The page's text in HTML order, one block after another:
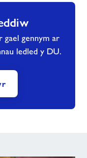
gael gennym ar
ledled y DU.